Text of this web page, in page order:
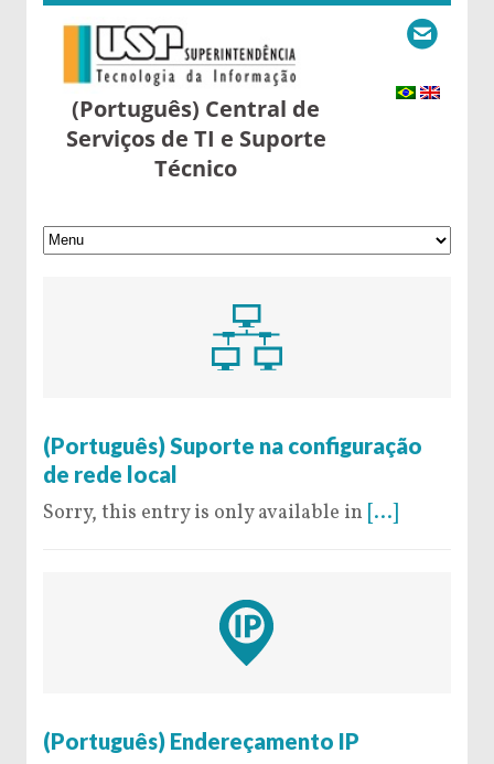
(Português) Central de
Serviços de TI e Suporte
Técnico
(Português) Suporte na configuração
de rede local
Sorry, this entry is only available in [...]
(Português) Endereçamento IP